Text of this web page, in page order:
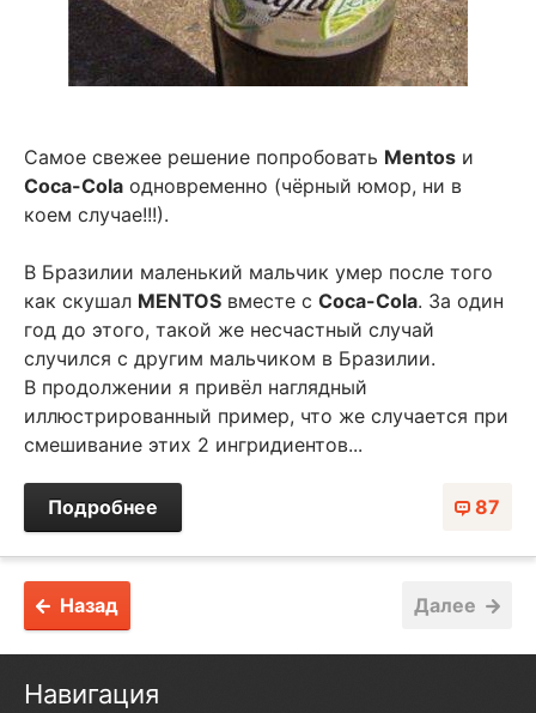
Самое свежее решение попробовать Mentos и
Coca-Cola одновременно (чёрный юмор, ни в
коем случае!!!).
В Бразилии маленький мальчик умер после того
как скушал MENTOS вместе с Coca-Cola. За один
год до этого, такой же несчастный случай
случился с другим мальчиком в Бразилии.
В продолжении я привёл наглядный
иллюстрированный пример, что же случается при
смешивание этих 2 ингридиентов...
87
Подробнее
Назад Далее
Навигация